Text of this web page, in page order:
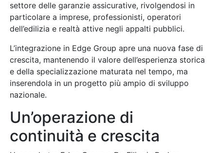
settore delle garanzie assicurative, rivolgendosi in
particolare a imprese, professionisti, operatori
dell’edilizia e realtà attive negli appalti pubblici.
L’integrazione in Edge Group apre una nuova fase di
crescita, mantenendo il valore dell’esperienza storica
e della specializzazione maturata nel tempo, ma
inserendola in un progetto più ampio di sviluppo
nazionale.
Un’operazione di
continuità e crescita